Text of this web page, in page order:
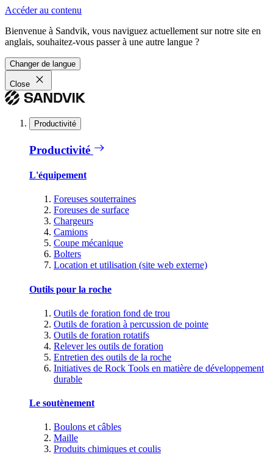
Accéder au contenu
Bienvenue à Sandvik, vous naviguez actuellement sur notre site en
anglais, souhaitez-vous passer à une autre langue ?
Changer de langue
Close
Productivité
Productivité
L'équipement
Foreuses souterraines
Foreuses de surface
Chargeurs
Camions
Coupe mécanique
Bolters
Location et utilisation (site web externe)
Outils pour la roche
Outils de foration fond de trou
Outils de foration à percussion de pointe
Outils de foration rotatifs
Relever les outils de foration
Entretien des outils de la roche
Initiatives de Rock Tools en matière de développement
durable
Le soutènement
Boulons et câbles
Maille
Produits chimiques et coulis